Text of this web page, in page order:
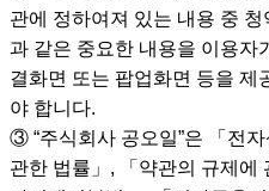
관에 정하여져 있는 내용 중
과 같은 중요한 내용을 이용자
결화면 또는 팝업화면 등을 제
야 합니다.
③ “주식회사 공오일”은 「전
관한 법률」, 「약관의 규제에